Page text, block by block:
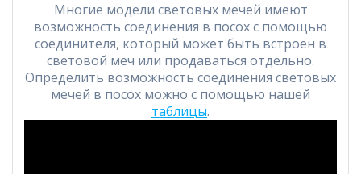
Многие модели световых мечей имеют
возможность соединения в посох с помощью
соединителя, который может быть встроен в
световой меч или продаваться отдельно.
Определить возможность соединения световых
мечей в посох можно с помощью нашей
таблицы.